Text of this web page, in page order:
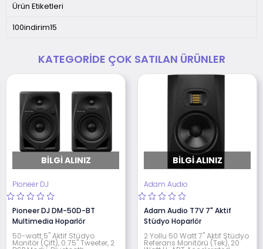
Ürün Etiketleri
100indirim15
KATEGORIDE ÇOK SATILAN ÜRÜNLER
BILGI ALINIZ
Pioneer DJ
Pioneer DJ DM-50D-BT
Multimedia Hoparlör
50-watt 5" Aktif Stüdyo
Monitör (Çift), 0.75" Tweeter, 2
BILGI ALINIZ
Adam Audio
Adam Audio T7V 7" Aktif
Stüdyo Hoparlör
2 Yollu 50 Watt 7" Aktif Stüdyo
Referans Monitörü (Tek), 20